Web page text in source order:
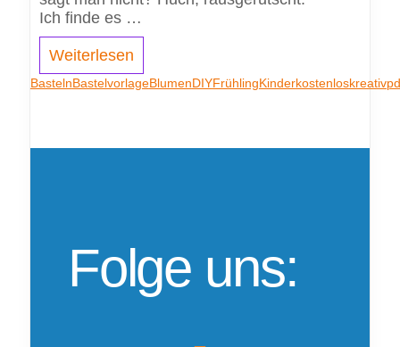
Ich finde es …
Weiterlesen
BastelnBastelvorlageBlumenDIYFrühlingKinderkostenloskreativ
Folge uns: